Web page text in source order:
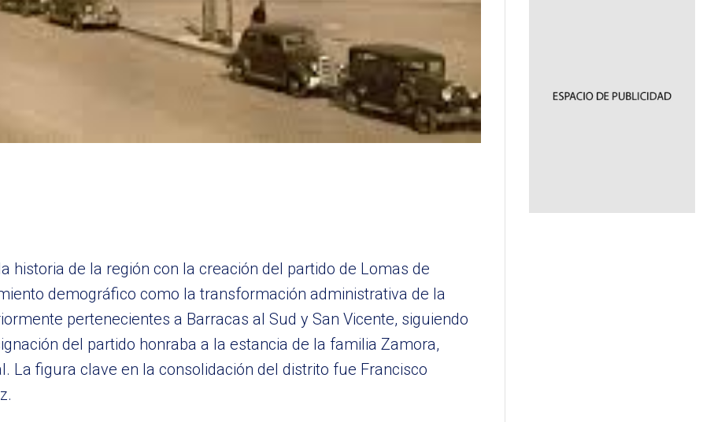
historia de la región con la creación del partido de Lomas de
demográfico como la transformación administrativa de la
pertenecientes a Barracas al Sud y San Vicente, siguiendo
del partido honraba a la estancia de la familia Zamora,
La figura clave en la consolidación del distrito fue Francisco